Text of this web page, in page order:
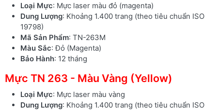
Loại Mực: Mực laser màu đỏ (magenta)
Dung Lượng: Khoảng 1.400 trang (theo tiêu chuẩn ISO
19798)
Mã Sản Phẩm: TN-263M
Màu Sắc: Đỏ (Magenta)
Bảo Hành: 12 tháng
Mực TN 263 - Màu Vàng (Yellow)
Loại Mực: Mực laser màu vàng
Dung Lượng: Khoảng 1.400 trang (theo tiêu chuẩn ISO